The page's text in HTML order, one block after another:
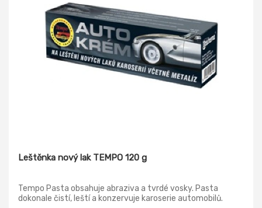
Leštěnka nový lak TEMPO 120 g
Tempo Pasta obsahuje abraziva a tvrdé vosky. Pasta
dokonale čistí, leští a konzervuje karoserie automobilů.